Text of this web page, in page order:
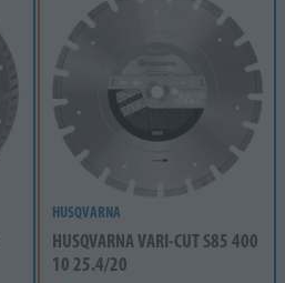
HUSQVARNA
HUSQVARNA VARI-CUT S85 400
10 25.4/20